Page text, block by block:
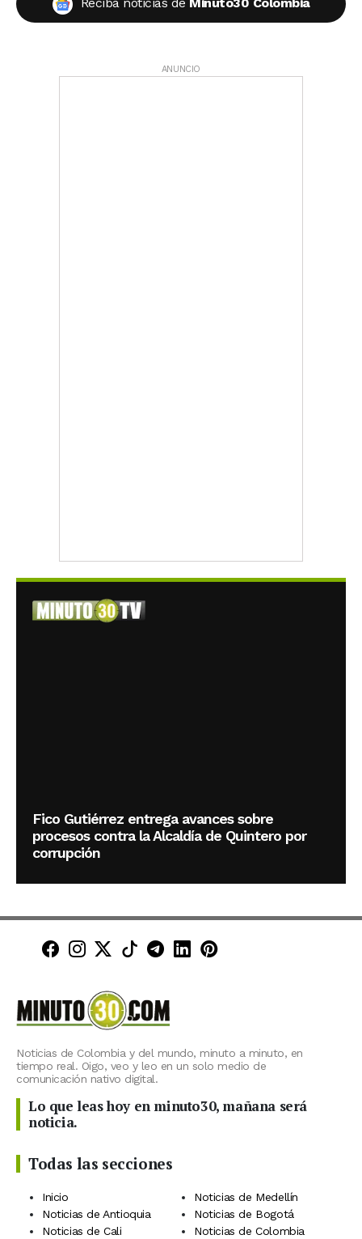
ANUNCIO
Fico Gutiérrez entrega avances sobre
procesos contra la Alcaldía de Quintero por
corrupción
Minuto30 en Facebook
Minuto30 en Instagram
Minuto30 en X (Twitter)
Minuto30 en TikTok
Canal de Minuto30 en
Minuto30 en LinkedIn
Minuto30 en
Noticias de Colombia y del mundo, minuto a minuto, en
tiempo real. Oigo, veo y leo en un solo medio de
comunicación nativo digital.
Lo que leas hoy en minuto30, mañana será
noticia.
Todas las secciones
Inicio
Noticias de Medellín
Noticias de Antioquia
Noticias de Bogotá
Noticias de Cali
Noticias de Colombia